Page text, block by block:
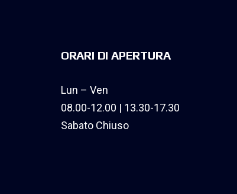
ORARI DI APERTURA
Lun – Ven
08.00-12.00 | 13.30-17.30
Sabato Chiuso